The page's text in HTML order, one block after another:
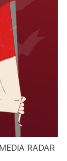
RADAR